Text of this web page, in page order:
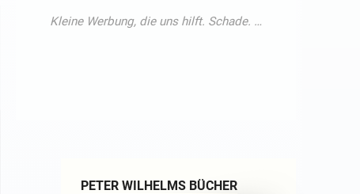
PETER WILHELMS BÜCHER